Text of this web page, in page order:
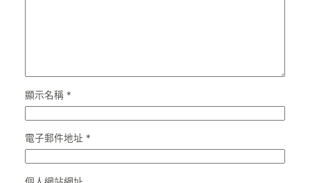
顯示名稱 *
電子郵件地址 *